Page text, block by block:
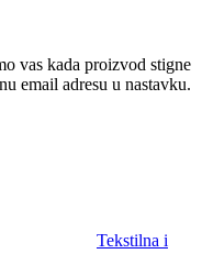
Tekstilna i
vas kada proizvod stigne
email adresu u nastavku.